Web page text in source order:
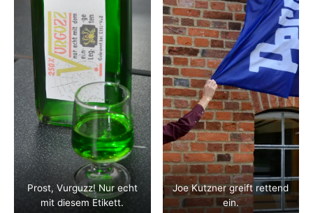
Prost, Vurguzz! Nur echt
mit diesem Etikett.
Joe Kutzner greift rettend
ein.